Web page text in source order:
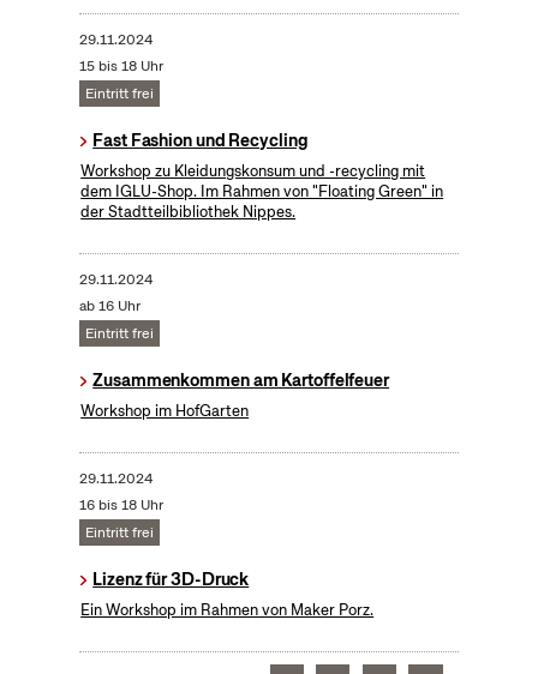
29.11.2024
15 bis 18 Uhr
Eintritt frei
Fast Fashion und Recycling
Workshop zu Kleidungskonsum und -recycling mit
dem IGLU-Shop. Im Rahmen von "Floating Green" in
der Stadtteilbibliothek Nippes.
29.11.2024
ab 16 Uhr
Eintritt frei
Zusammenkommen am Kartoffelfeuer
Workshop im HofGarten
29.11.2024
16 bis 18 Uhr
Eintritt frei
Lizenz für 3D-Druck
Ein Workshop im Rahmen von Maker Porz.